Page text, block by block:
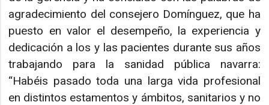
agradecimiento del consejero Domínguez, que ha
puesto en valor el desempeño, la experiencia y
dedicación a los y las pacientes durante sus años
trabajando para la sanidad pública navarra:
“Habéis pasado toda una larga vida profesional
en distintos estamentos y ámbitos, sanitarios y no